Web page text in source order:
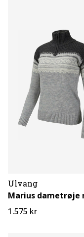
Ulvang
1.575 kr